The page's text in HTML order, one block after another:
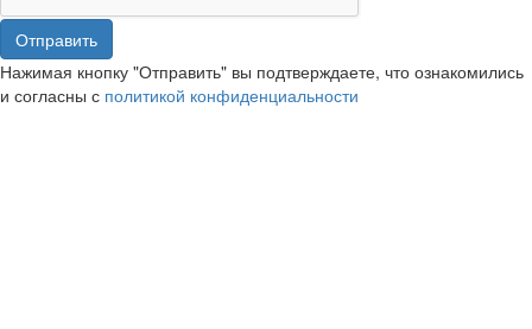
Отправить
Нажимая кнопку "Отправить" вы подтверждаете, что ознакомились
и согласны с политикой конфиденциальности